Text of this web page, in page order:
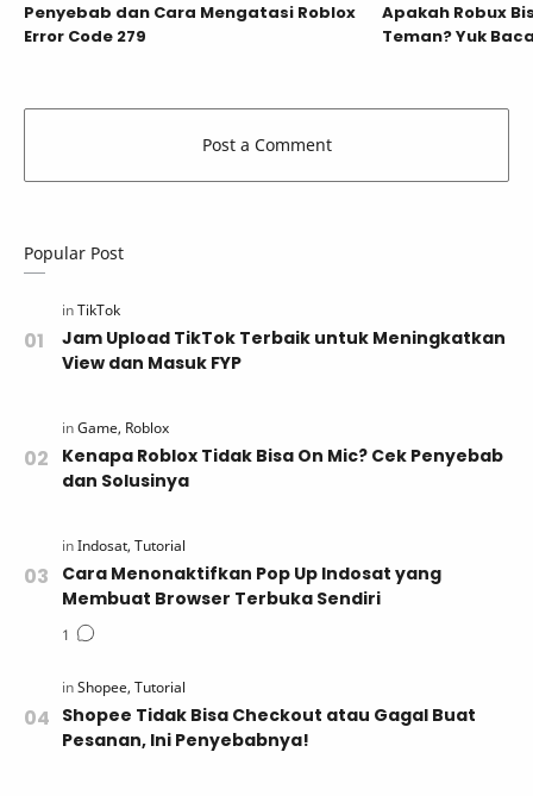
Penyebab dan Cara Mengatasi Roblox
Error Code 279
Apakah Robux
Teman? Yuk
Popular Post
Jam Upload TikTok Terbaik untuk Meningkatkan
View dan Masuk FYP
Kenapa Roblox Tidak Bisa On Mic? Cek Penyebab
dan Solusinya
Cara Menonaktifkan Pop Up Indosat yang
Membuat Browser Terbuka Sendiri
Shopee Tidak Bisa Checkout atau Gagal Buat
Pesanan, Ini Penyebabnya!